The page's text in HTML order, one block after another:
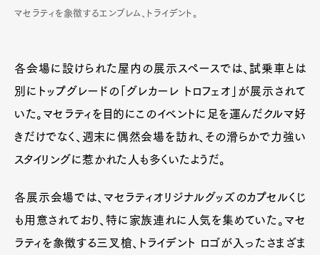
マセラティを象徴するエンブレム、トライデント。
各会場に設けられた屋内の展示スペースでは、試乗車とは
別にトップグレードの「グレカーレ トロフェオ」が展示されて
いた。マセラティを目的にこのイベントに足を運んだクルマ好
きだけでなく、週末に偶然会場を訪れ、その滑らかで力強い
スタイリングに惹かれた人も多くいたようだ。
各展示会場では、マセラティオリジナルグッズのカプセルくじ
も用意されており、特に家族連れに人気を集めていた。マセ
ラティを象徴する三叉槍、トライデント ロゴが入ったさまざま